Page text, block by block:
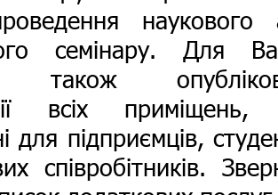
наукового
семінару. Для
також
всіх приміщень,
для підприємців,
співробітників.